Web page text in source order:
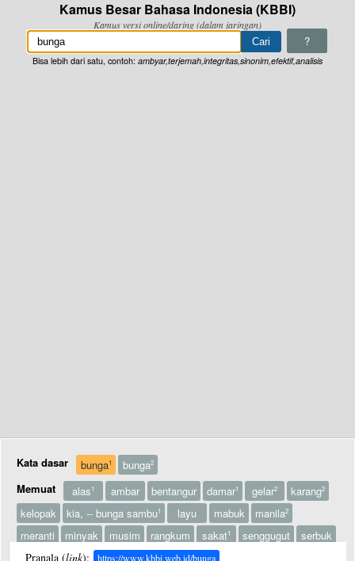
Kamus Besar Bahasa Indonesia (KBBI)
Kamus versi online/daring (dalam jaringan)
?
Bisa lebih dari satu, contoh: ambyar,terjemah,integritas,sinonim,efektif,analisis
Kata dasar bunga1 bunga2
Memuat alas1 ambar bentangur damar1 gelar2 karang2
kelopak kia, -- bunga sambu1 layu mabuk manila2
meranti minyak musim rangkum sakat1 senggugut
serbuk
suku
telang teleng, bunga -- ? 2telang
Pranala (link): https://www.kbbi.web.id/bunga